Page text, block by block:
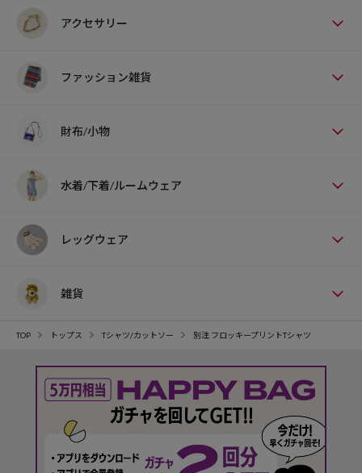
アクセサリー
ファッション雑貨
財布/小物
水着/下着/ルームウェア
レッグウェア
雑貨
TOP トップス Tシャツ/カットソー 別注 フロッキープリントTシャツ